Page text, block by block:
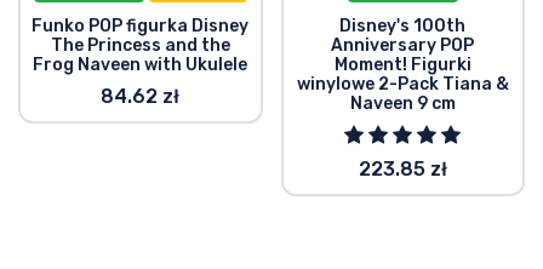
Funko POP figurka Disney
The Princess and the
Frog Naveen with Ukulele
84.62 zł
Disney's 100th
Anniversary POP
Moment! Figurki
winylowe 2-Pack Tiana &
Naveen 9 cm
223.85 zł